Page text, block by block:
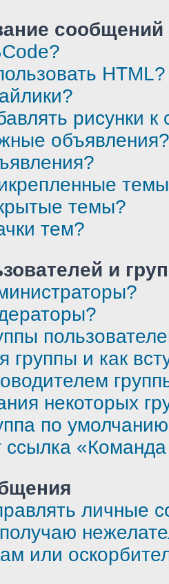
HTML?
рисунки
объявления?
темы?
тем?
и
группы и как
некоторых
по
ссылка
личные
или